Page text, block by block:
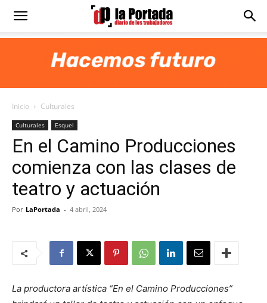
Diario
Portada
Inicio Culturales
Culturales Esquel
En el Camino Producciones
comienza con las clases de
teatro y actuación
Por LaPortada - 4 abril, 2024
La productora artística “En el Camino Producciones”